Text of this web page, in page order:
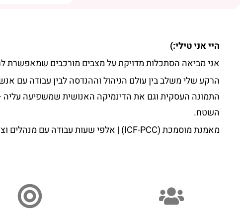
היי אני טילי:)
אני מביאה הסתכלות מדויקת על מצבים מורכבים שמאפשרת
הרקע שלי משלב בין עולם הניהול וההנדסה לבין עבודה עם
התמונה העסקית וגם את הדינמיקה האנושית שמשפיעה
השטח.
מאמנת מוסמכת (ICF-PCC) | אלפי שעות עבודה עם מנהלים וצוותים